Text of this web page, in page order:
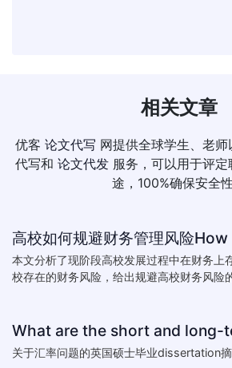
相关文章
优客 论文代写 网提供全球学生、老
代写和 论文代发 服务，可以用于评
途，100%确保安全性
本文分析了现阶段高校发展过程中在财务上
校存在的财务风险，给出规避高校财务风险
关于汇率问题的英国硕士毕业dissertation